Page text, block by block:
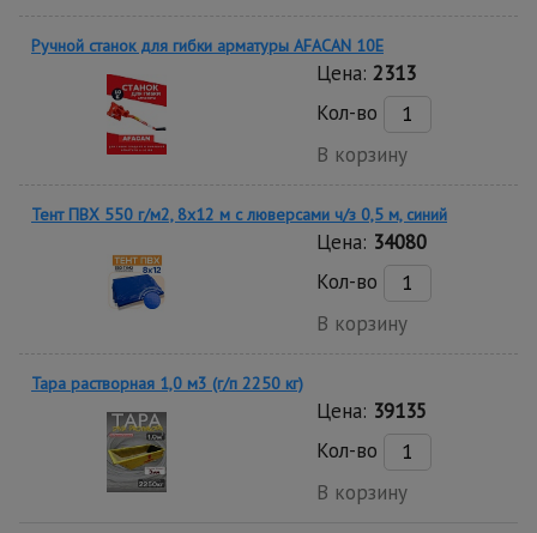
Ручной станок для гибки арматуры AFACAN 10E
Цена: 2313
Кол-во
В корзину
Тент ПВХ 550 г/м2, 8х12 м с люверсами ч/з 0,5 м, синий
Цена: 34080
Кол-во
В корзину
Тара растворная 1,0 м3 (г/п 2250 кг)
Цена: 39135
Кол-во
В корзину